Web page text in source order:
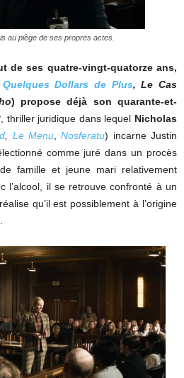
au piège de ses propres actes.
de ses quatre-vingt-quatorze ans,
Dollars de Plus, Le Cas
) propose déjà son quarante-et-
, thriller juridique dans lequel Nicholas
Le Menu ,Nosferatu) incarne Justin
comme juré dans un procès
famille et jeune mari relativement
l’alcool, il se retrouve confronté à un
qu’il est possiblement à l’origine